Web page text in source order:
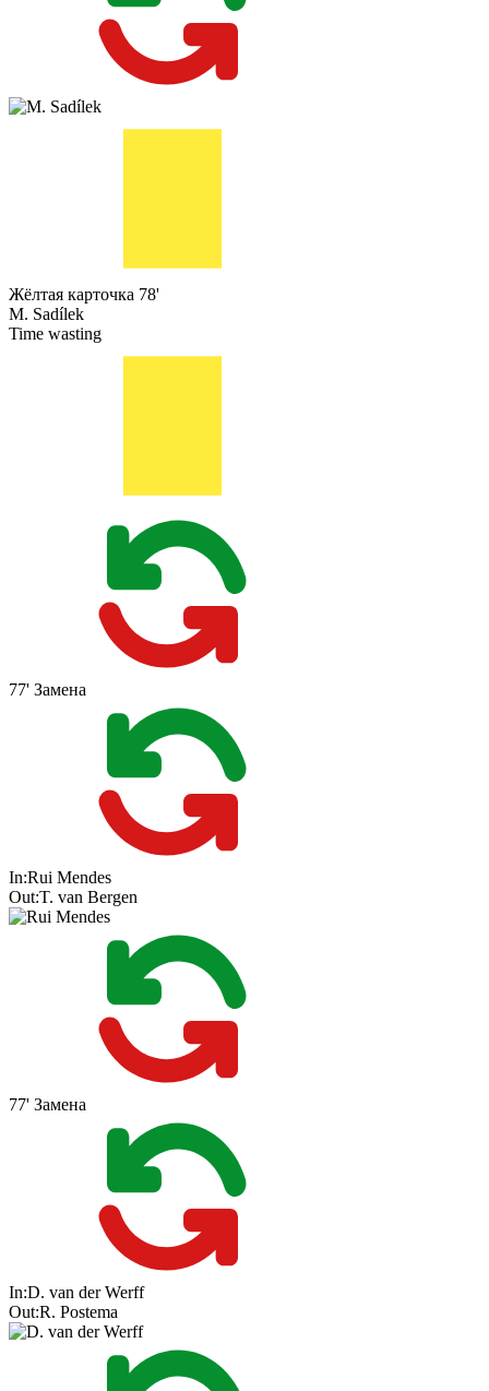
Жёлтая карточка 78'
M. Sadílek
Time wasting
77' Замена
In:Rui Mendes
Out:T. van Bergen
77' Замена
In:D. van der Werff
Out:R. Postema